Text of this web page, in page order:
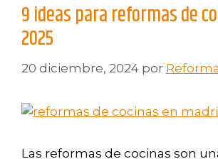
9 ideas para reformas de
2025
20 diciembre, 2024 por
Las reformas de cocinas son